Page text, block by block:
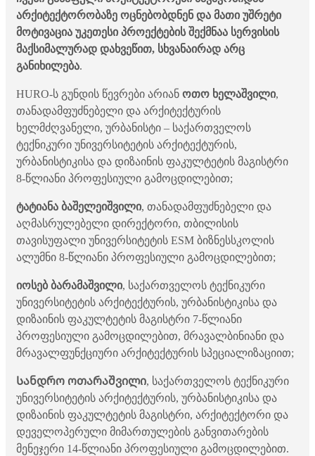
არქიტექტორობაზე ოცნებობდნენ და მათი უშრეტი
მოტივაცია უკეთესი პროექტების შექმნაა სერვისის
მაქსიმალურად დახვეწით, სხვანაირად არც
განიხილება.
HURO-ს გუნდის წევრები არიან ოთო ხელაშვილი,
თანადამფუძნებელი და არქიტექტურის
ხელმძღვანელი, ურბანისტი – საქართველოს
ტექნიკური უნივერსიტეტის არქიტექტურის,
ურბანისტიკისა და დიზაინის ფაკულტეტის მაგისტრი
8-წლიანი პროფესიული გამოცდილებით;
ტატიანა ბაშელეიშვილი, თანადამფუძნებელი და
აღმასრულებელი დირექტორი, თბილისის
თავისუფალი უნივერსიტეტის ESM ბიზნესსკოლის
ალუმნი 8-წლიანი პროფესიული გამოცდილებით;
იოსებ ბარამაშვილი, საქართველოს ტექნიკური
უნივერსიტეტის არქიტექტურის, ურბანისტიკისა და
დიზაინის ფაკულტეტის მაგისტრი 7-წლიანი
პროფესიული გამოცდილებით, მრავალბინიანი და
მრავალფუნქციური არქიტექტურის სპეციალიზაციით;
Სანდრო ოთარაშვილი, საქართველოს ტექნიკური
უნივერსიტეტის არქიტექტურის, ურბანისტიკისა და
დიზაინის ფაკულტეტის მაგისტრი, არქიტექტორი და
დეველოპერული მიმართულების განვითარების
მენეჯერი 14-წლიანი პროფესიული გამოცდილებით.